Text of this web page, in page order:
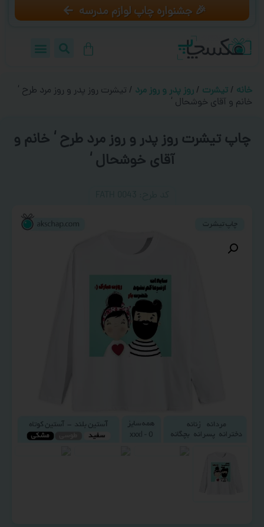
🎉 جشنواره چاپ لوازم مدرسه
خانه / تیشرت / روز پدر و روز مرد / تیشرت روز پدر و روز مرد طرح ‘
خانم و آقای خوشحال ‘
چاپ تیشرت روز پدر و روز مرد طرح ‘ خانم و
آقای خوشحال ‘